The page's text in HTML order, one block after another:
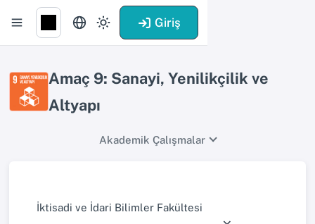
Giriş
Amaç 9: Sanayi, Yenilikçilik ve
Altyapı
Akademik Çalışmalar
İktisadi ve İdari Bilimler Fakültesi